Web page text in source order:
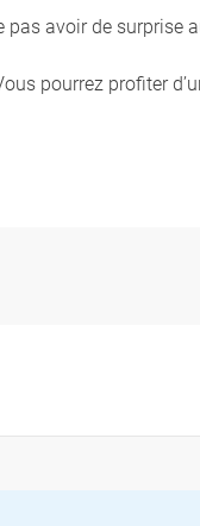
pas avoir de surprise
pourrez profiter